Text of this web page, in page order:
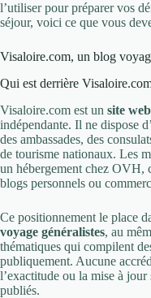
l’utiliser pour préparer vos
séjour, voici ce que vous
Visaloire.com, un blog
Qui est derrière
Visaloire.com est un site
indépendante. Il ne dispose
des ambassades, des
de tourisme nationaux. Les
un hébergement chez OVH,
blogs personnels ou
Ce positionnement le place
voyage généralistes, au
thématiques qui compilent
publiquement. Aucune
l’exactitude ou la mise à
publiés.